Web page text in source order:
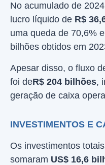
No acumulado de
lucro líquido de R$
uma queda de 70,6%
bilhões obtidos em
Apesar disso, o fluxo
foi deR$ 204 bilhões,
geração de caixa
INVESTIMENTOS E
Os investimentos
somaram US$ 16,6